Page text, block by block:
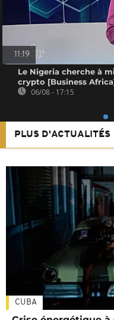
11:19
Le Nigeria cherche à
crypto [Business
06/08 - 17:15
PLUS D'ACTUALITÉS
CUBA